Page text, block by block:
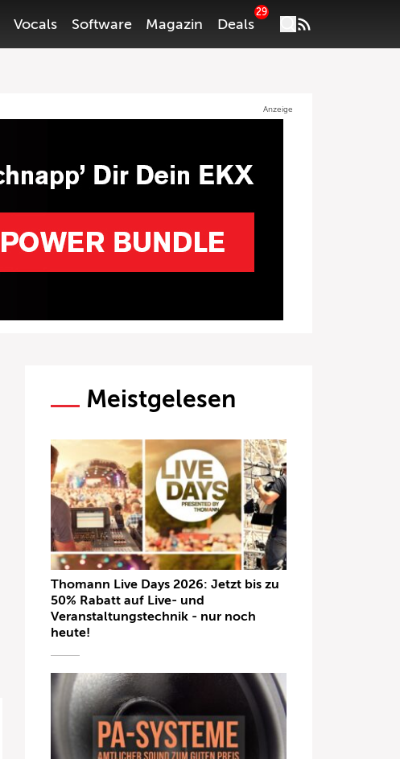
Vocals Software Magazin Deals
29
Anzeige
Meistgelesen
Thomann Live Days 2026: Jetzt bis zu
50% Rabatt auf Live- und
Veranstaltungstechnik - nur noch
heute!